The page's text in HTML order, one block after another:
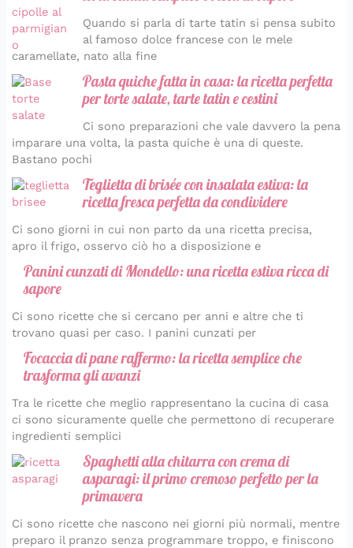
Quando si parla di tarte tatin si pensa subito
al famoso dolce francese con le mele
caramellate, nato alla fine
Pasta quiche fatta in casa: la ricetta perfetta
per torte salate, tarte tatin e cestini
Ci sono preparazioni che vale davvero la pena
imparare una volta, la pasta quiche è una di queste.
Bastano pochi
Teglietta di brisée con insalata estiva: la
ricetta fresca perfetta da condividere
Ci sono giorni in cui non parto da una ricetta precisa,
apro il frigo, osservo ciò ho a disposizione e
Panini cunzati di Mondello: una ricetta estiva ricca di
sapore
Ci sono ricette che si cercano per anni e altre che ti
trovano quasi per caso. I panini cunzati per
Focaccia di pane raffermo: la ricetta semplice che
trasforma gli avanzi
Tra le ricette che meglio rappresentano la cucina di casa
ci sono sicuramente quelle che permettono di recuperare
ingredienti semplici
Spaghetti alla chitarra con crema di
asparagi: il primo cremoso perfetto per la
primavera
Ci sono ricette che nascono nei giorni più normali, mentre
preparo il pranzo senza programmare troppo, e finiscono